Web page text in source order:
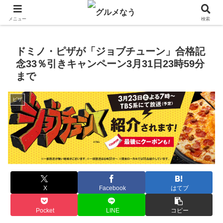
飲食店キャンペーン・食品飲料お菓子新発売のグルメニュース。
ドミノ・ピザが「ジョブチューン」合格記
念33％引きキャンペーン3月31日23時59分
まで
ピザ
X Facebook はてブ
Pocket LINE コピー
メニュー 検索